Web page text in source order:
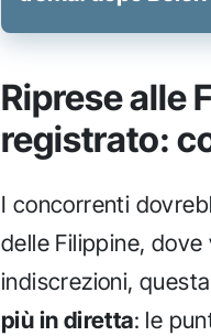
Riprese alle
registrato:
I concorrenti
delle Filippine,
indiscrezioni,
più in diretta: le